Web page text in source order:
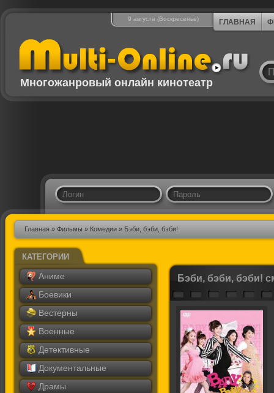
9 августа (Воскресенье) ГЛАВНАЯ
Многожанровый онлайн кинотеатр
Главная » Фильмы » Комедии » Бэби, бэби, бэби!
КАТЕГОРИИ
Аниме
Боевики
Вестерны
Военные
Детективные
Документальные
Драмы
Бэби, бэби, бэби!